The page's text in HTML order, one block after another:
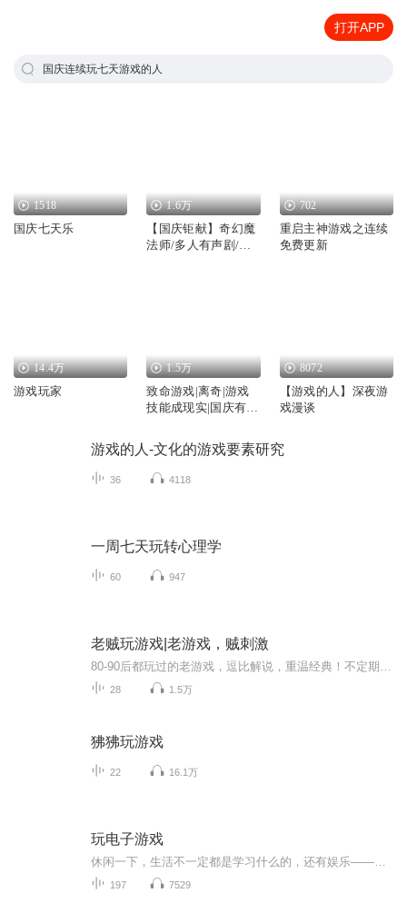
打开APP
国庆连续玩七天游戏的人
1518
国庆七天乐
1.6万
【国庆钜献】奇幻魔
法师/多人有声剧/国
702
重启主神游戏之连续
免费更新
14.4万
游戏玩家
1.5万
致命游戏|离奇|游戏
技能成现实|国庆有声
8072
【游戏的人】深夜游
戏漫谈
游戏的人-文化的游戏要素研究
36 4118
一周七天玩转心理学
60 947
老贼玩游戏|老游戏，贼刺激
28 1.5万
狒狒玩游戏
22 16.1万
玩电子游戏
197 7529